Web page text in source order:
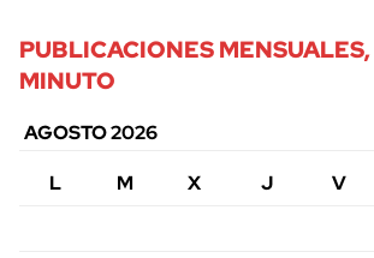
PUBLICACIONES
MINUTO
AGOSTO 2026
L
M X J V